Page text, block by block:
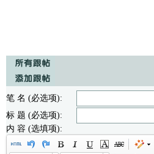
笔 名 (必选项):
标 题 (必选项):
内 容 (选填项):